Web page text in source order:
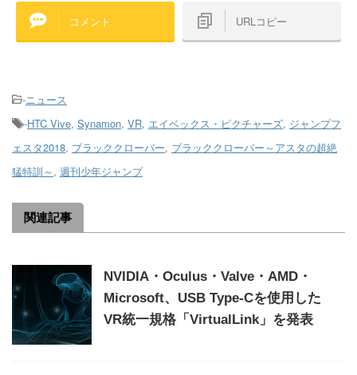
コメント URLコピー
-ニュース
-HTC Vive, Synamon, VR, エイベックス・ピクチャーズ, ジャンプフ
ェスタ2018, ブラッククローバー, ブラッククローバー～アスタの超絶
猛特訓～ , 週刊少年ジャンプ
関連記事
NVIDIA・Oculus・Valve・AMD・
Microsoft、USB Type-Cを使用した
VR統一規格「VirtualLink」を発表